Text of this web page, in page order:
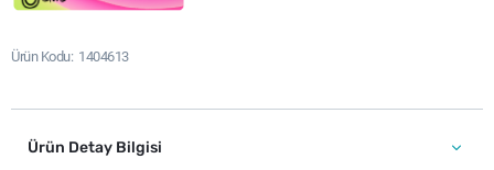
Ürün Kodu 1404613
Ürün Detay Bilgisi